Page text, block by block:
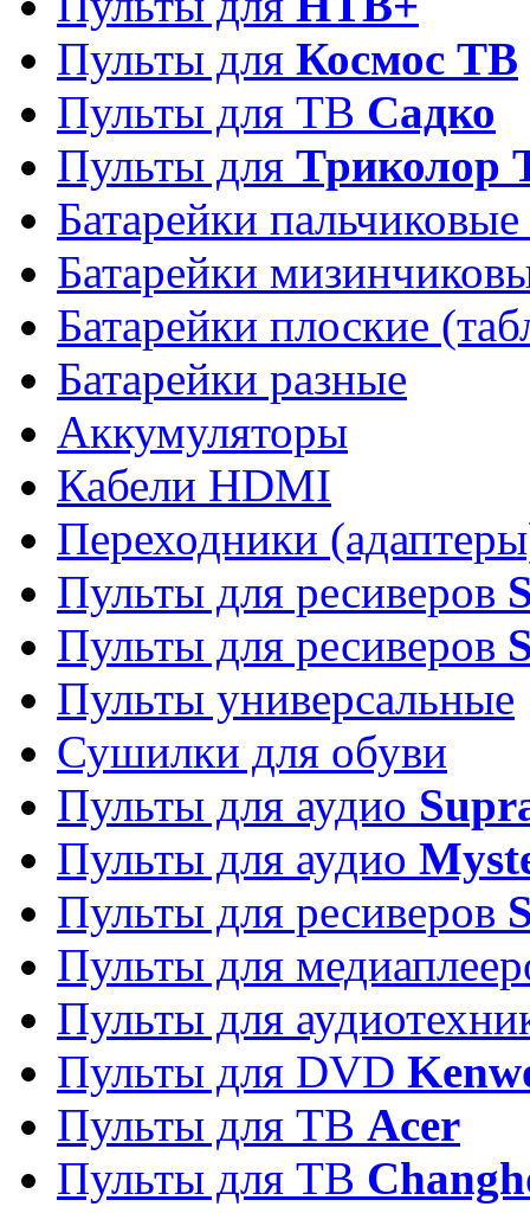
Пульты для Космос ТВ
Пульты для ТВ Садко
Пульты для Триколор
Батарейки
Батарейки
Батарейки плоские
Батарейки разные
Аккумуляторы
Кабели HDMI
Переходники
Пульты для ресиверов
Пульты для ресиверов
Пульты универсальные
Сушилки для обуви
Пульты для аудио
Пульты для аудио
Пульты для ресиверов
Пульты для
Пульты для
Пульты для DVD
Пульты для ТВ Acer
Пульты для ТВ